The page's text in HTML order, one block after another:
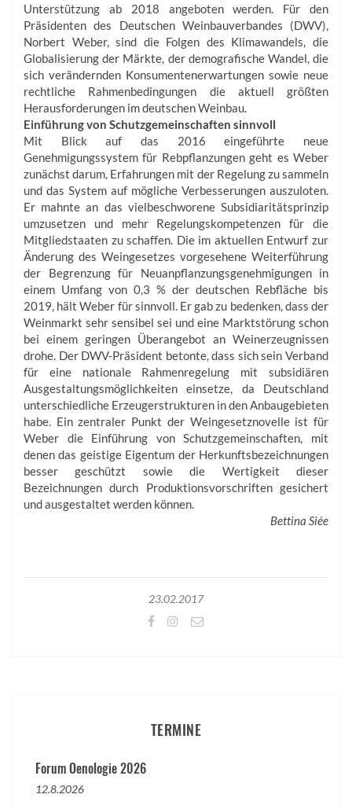
Unterstützung ab 2018 angeboten werden. Für den
Präsidenten des Deutschen Weinbauverbandes (DWV),
Norbert Weber, sind die Folgen des Klimawandels, die
Globalisierung der Märkte, der demografische Wandel, die
sich verändernden Konsumentenerwartungen sowie neue
rechtliche Rahmenbedingungen die aktuell größten
Herausforderungen im deutschen Weinbau.
Einführung von Schutzgemeinschaften sinnvoll
Mit Blick auf das 2016 eingeführte neue
Genehmigungssystem für Rebpflanzungen geht es Weber
zunächst darum, Erfahrungen mit der Regelung zu sammeln
und das System auf mögliche Verbesserungen auszuloten.
Er mahnte an das vielbeschworene Subsidiaritätsprinzip
umzusetzen und mehr Regelungskompetenzen für die
Mitgliedstaaten zu schaffen. Die im aktuellen Entwurf zur
Änderung des Weingesetzes vorgesehene Weiterführung
der Begrenzung für Neuanpflanzungsgenehmigungen in
einem Umfang von 0,3 % der deutschen Rebfläche bis
2019, hält Weber für sinnvoll. Er gab zu bedenken, dass der
Weinmarkt sehr sensibel sei und eine Marktstörung schon
bei einem geringen Überangebot an Weinerzeugnissen
drohe. Der DWV-Präsident betonte, dass sich sein Verband
für eine nationale Rahmenregelung mit subsidiären
Ausgestaltungsmöglichkeiten einsetze, da Deutschland
unterschiedliche Erzeugerstrukturen in den Anbaugebieten
habe. Ein zentraler Punkt der Weingesetznovelle ist für
Weber die Einführung von Schutzgemeinschaften, mit
denen das geistige Eigentum der Herkunftsbezeichnungen
besser geschützt sowie die Wertigkeit dieser
Bezeichnungen durch Produktionsvorschriften gesichert
und ausgestaltet werden können.
Bettina Siée
23.02.2017
TERMINE
Forum Oenologie 2026
12.8.2026